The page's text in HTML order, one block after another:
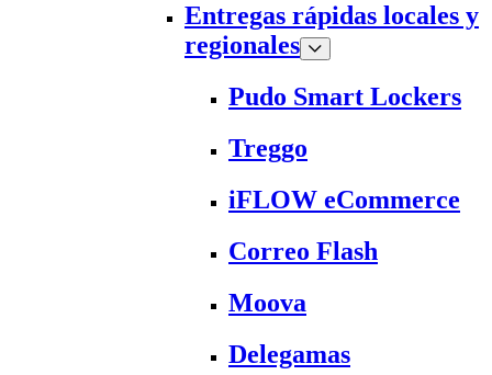
Entregas rápidas locales y
regionales
Pudo Smart Lockers
Treggo
iFLOW eCommerce
Correo Flash
Moova
Delegamas